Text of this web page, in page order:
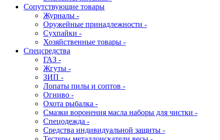
Сопутствующие товары
Журналы -
Оружейные принадлежности -
Сухпайки -
Хозяйственные товары -
Спецсредства
ГАЗ -
Жгуты -
ЗИП -
Лопаты пилы и соптов -
Огниво -
Охота рыбалка -
Смазки воронения масла наборы для чистки -
Спецодежда -
Средства индивидуальной защиты -